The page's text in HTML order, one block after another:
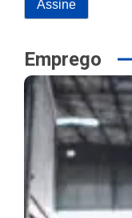
Emprego